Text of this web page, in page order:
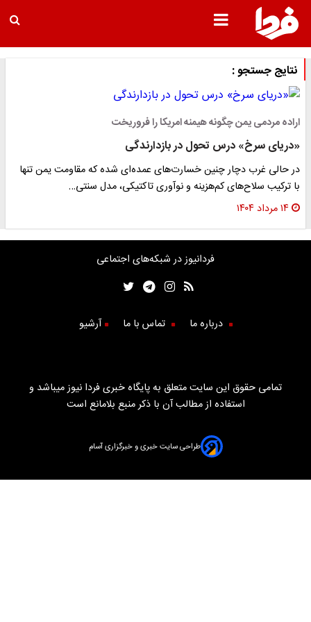
نتایج جستجو :
اراده مردمی یمن چگونه هیمنه امریکا را فروریخت
«دریای سرخ» درس تحول در بازدارندگی
در حالی غرب دچار چنین خسارت‌های عمده‌ای شده که مقاومت یمن تنها
با ترکیب سلاح‌های کم‌هزینه و نوآوری تاکتیکی، مدل سنتی…
۱۴ مرداد ۱۴۰۴
فردانیوز در شبکه‌های اجتماعی
درباره ما تماس با ما آرشیو
تمامی حقوق این سایت متعلق به پایگاه خبری فردا نیوز میباشد و
استفاده از مطالب آن با ذکر منبع بلامانع است
طراحی سایت خبری و خبرگزاری آسام